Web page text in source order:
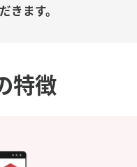
きます。
特徴